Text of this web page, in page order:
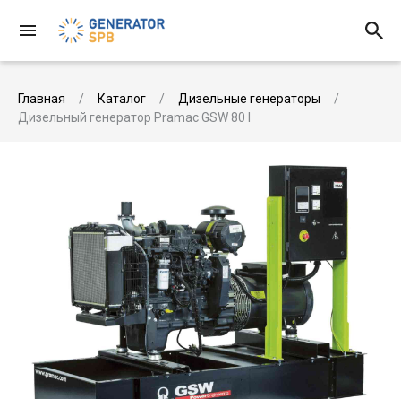
Главная Каталог
Дизельные генераторы
Дизельный генератор Pramac GSW 80 I